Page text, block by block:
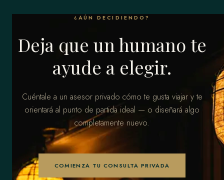
¿AÚN DECIDIENDO?
Deja que un humano te
ayude a elegir.
Cuéntale a un asesor privado cómo te gusta viajar y te
orientará al punto de partida ideal — o diseñará algo
completamente nuevo.
COMIENZA TU CONSULTA PRIVADA